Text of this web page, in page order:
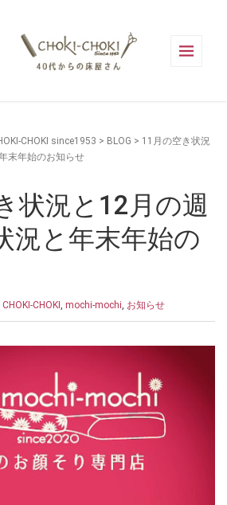
CHOKI since1953 > BLOG > 11月の空き状況
末年始のお知らせ
状況と12月の週
況と年末年始の
CHOKI-CHOKI , mochi-mochi, お知らせ